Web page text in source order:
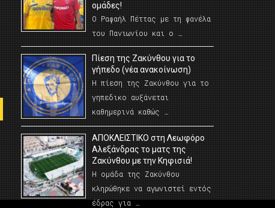
ομάδες!
Ο Ραφαήλ Πέττας με τη φανέλα
του Πανιωνίου και ο …
Πίεση της Ζακύνθου για το
γήπεδο (νέα ανακοίνωση)
Η πίεση της Ζακύνθου για το
γηπεδικο αυξάνεται
καθημερινά καθώς …
AΠΟΚΛΕΙΣΤΙΚΟ στη Λεωφόρο
Αλεξάνδρας το ματς της
Ζακύνθου με την Κηφισιά!
Η ομάδα της Ζακύνθου
κληρώθηκε να αγωνιστεί εντός
έδρας για …